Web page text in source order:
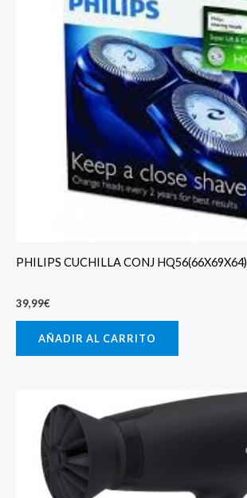
PHILIPS CUCHILLA CONJ HQ56(66X69X64)
39,99€
AÑADIR AL CARRITO